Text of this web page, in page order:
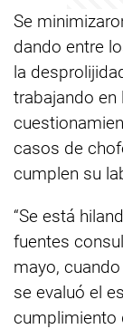
Se
dando entre
la
trabajando en
casos de
cumplen su
“Se está
fuentes
mayo,
se evaluó el
cumplimiento